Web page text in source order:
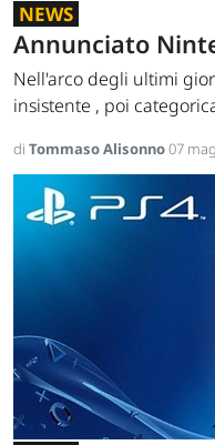
NEWS
Annunciato
Nell'arco degli ultimi
insistente , poi
di Tommaso Alisonno07